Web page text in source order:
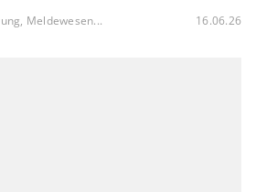
Meldewesen... 16.06.26